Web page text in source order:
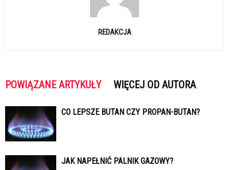
REDAKCJA
POWIĄZANE ARTYKUŁY WIĘCEJ OD AUTORA
CO LEPSZE BUTAN CZY PROPAN-BUTAN?
JAK NAPEŁNIĆ PALNIK GAZOWY?